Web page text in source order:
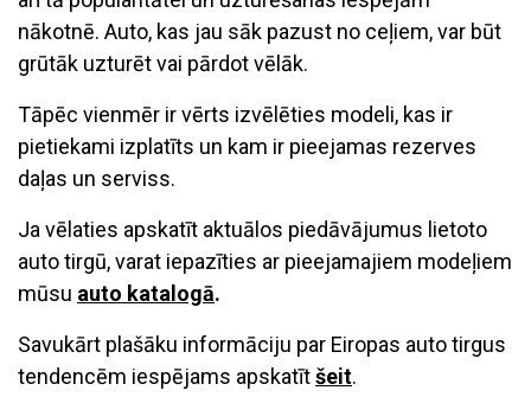
nākotnē. Auto, kas jau sāk pazust no ceļiem, var būt
grūtāk uzturēt vai pārdot vēlāk.
Tāpēc vienmēr ir vērts izvēlēties modeli, kas ir
pietiekami izplatīts un kam ir pieejamas rezerves
daļas un serviss.
Ja vēlaties apskatīt aktuālos piedāvājumus lietoto
auto tirgū, varat iepazīties ar pieejamajiem modeļiem
mūsu auto katalogā.
Savukārt plašāku informāciju par Eiropas auto tirgus
tendencēm iespējams apskatītšeit.